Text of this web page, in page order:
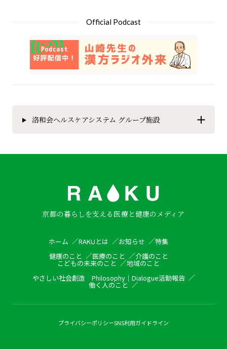
Official Podcast
洛和会ヘルスケアシステム グループ施設
京都の暮らしを支える医療と健康のメディア
ホーム RAKUとは お知らせ
特集
健康のこと
医療のこと 介護のこと
こどもの未来のこと
地域のこと
やさしい社会創造 Philosophy｜ Dialogue活動報告
働く人のこと
プライバシーポリシーSNS利用ガイドライン